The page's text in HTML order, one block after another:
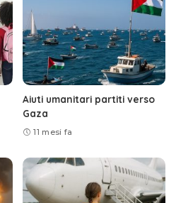
Aiuti umanitari partiti verso
Gaza
11 mesi fa